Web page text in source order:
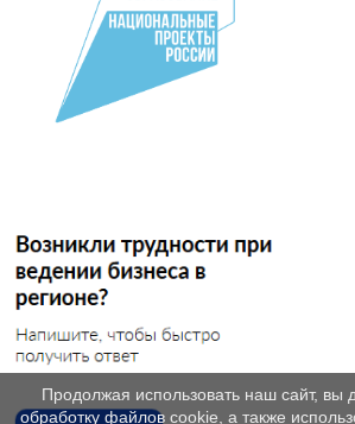
Продолжая использовать наш сайт, вы
обработку файлов cookie, а также